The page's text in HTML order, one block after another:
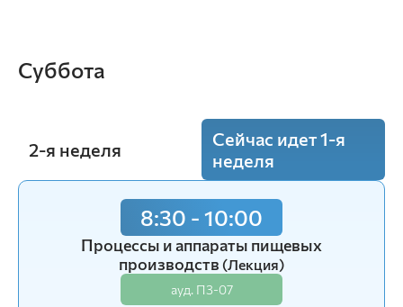
Речкина Е.А.
Суббота
2-я неделя
Сейчас идет 1-я
неделя
8:30 - 10:00
Процессы и аппараты пищевых
производств (Лекция)
ауд. П3-07
8:30 - 10:00
Процессы и аппараты пищевых
производств(Лекция)
ауд. П3-07